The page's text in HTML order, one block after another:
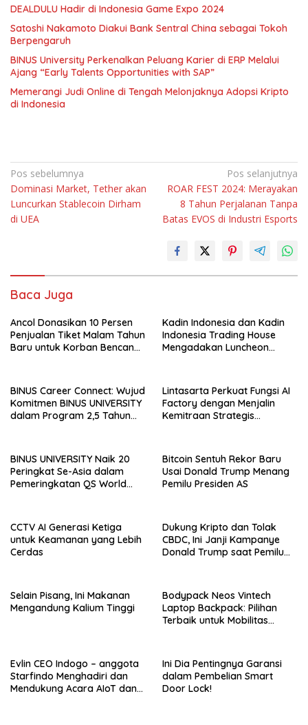
DEALDULU Hadir di Indonesia Game Expo 2024
Satoshi Nakamoto Diakui Bank Sentral China sebagai Tokoh
Berpengaruh
BINUS University Perkenalkan Peluang Karier di ERP Melalui
Ajang “Early Talents Opportunities with SAP”
Memerangi Judi Online di Tengah Melonjaknya Adopsi Kripto
di Indonesia
Navigasi
pos
Pos sebelumnya
Dominasi Market, Tether akan
Luncurkan Stablecoin Dirham
di UEA
Pos selanjutnya
ROAR FEST 2024: Merayakan
8 Tahun Perjalanan Tanpa
Batas EVOS di Industri Esports
Baca Juga
Ancol Donasikan 10 Persen
Penjualan Tiket Malam Tahun
Baru untuk Korban Bencana
Kadin Indonesia dan Kadin
Indonesia Trading House
Mengadakan Luncheon
Chamber of Commerce and
Industry (SMCCI)
BINUS Career Connect: Wujud
Komitmen BINUS UNIVERSITY
dalam Program 2,5 Tahun
Lintasarta Perkuat Fungsi AI
Factory dengan Menjalin
Kemitraan Strategis
BINUS UNIVERSITY Naik 20
Peringkat Se-Asia dalam
Pemeringkatan QS World
Bitcoin Sentuh Rekor Baru
Usai Donald Trump Menang
Pemilu Presiden AS
CCTV AI Generasi Ketiga
untuk Keamanan yang Lebih
Cerdas
Dukung Kripto dan Tolak
CBDC, Ini Janji Kampanye
Donald Trump saat Pemilu
Selain Pisang, Ini Makanan
Mengandung Kalium Tinggi
Bodypack Neos Vintech
Laptop Backpack: Pilihan
Terbaik untuk Mobilitas
Evlin CEO Indogo – anggota
Starfindo Menghadiri dan
Mendukung Acara AIoT dan
Ini Dia Pentingnya Garansi
dalam Pembelian Smart
Door Lock!